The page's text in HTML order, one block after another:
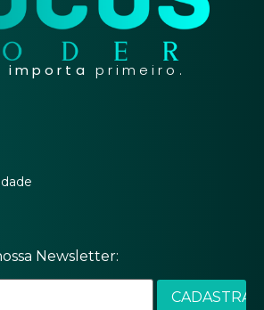
importa primeiro.
Newsletter: